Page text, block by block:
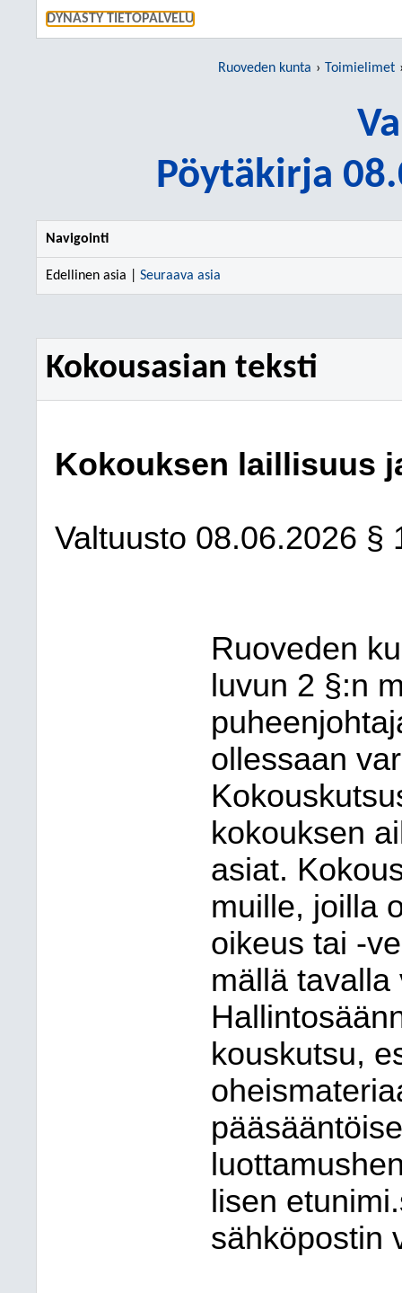
DYNASTY TIETOPALVELU
Ruoveden kunta Toimielimet
Pöytäkirja
Navigointi
Edellinen asia | Seuraava asia
Kokousasian teksti
Kokouksen laillisuus
Valtuusto 08.06.2026 §
Ruoveden
luvun 2 §:n
ollessaan va
kokouksen
asiat.
muille, joilla
oikeus tai -
mäl lä
kouskutsu,
luottamus
lisen etu
sähköpostin